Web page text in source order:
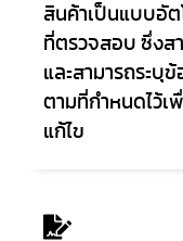
สินค้าเป็นแบบอัต
ที่ตรวจสอบ ซึ่งส
และสามารถระบุ
ตามที่กำหนดไว้เ
แก้ไข